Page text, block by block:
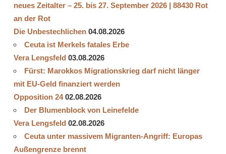
neues Zeitalter – 25. bis 27. September 2026 | 88430 Rot
an der Rot
Die Unbestechlichen 04.08.2026
Ceuta ist Merkels fatales Erbe
Vera Lengsfeld 03.08.2026
Fürst: Marokkos Migrationskrieg darf nicht länger
mit EU-Geld finanziert werden
Opposition 24 02.08.2026
Der Blumenblock von Leinefelde
Vera Lengsfeld 02.08.2026
Ceuta unter massivem Migranten-Angriff: Europas
Außengrenze brennt